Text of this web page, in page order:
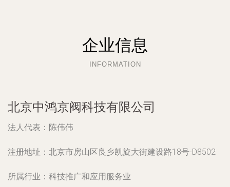
企业信息
INFORMATION
北京中鸿京阀科技有限公司
法人代表： 陈伟伟
注册地址： 北京市房山区良乡凯旋大街建设路18号-D8502
所属行业： 科技推广和应用服务业